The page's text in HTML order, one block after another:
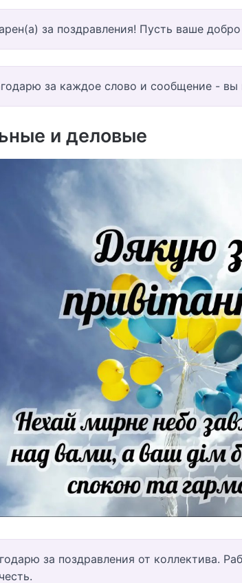
за поздравления! Пусть ваше
за каждое слово и сообщение - вы
и деловые
за поздравления от коллектива.